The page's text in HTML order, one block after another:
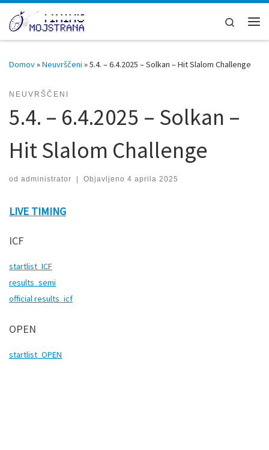
Skoči na vsebino
Search
Domov»Neuvrščeni »5.4. – 6.4.2025 – Solkan – Hit Slalom Challenge
NEUVRŠČENI
5.4. – 6.4.2025 – Solkan –
Hit Slalom Challenge
od administrator | Objavljeno 4 aprila 2025
LIVE TIMING
ICF
startlist_ICF
results_semi
official results_icf
OPEN
startlist_OPEN